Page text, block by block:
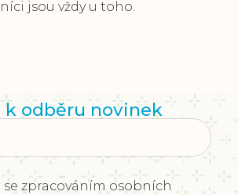
jsou vždy u toho.
k odběru novinek
se zpracováním osobních